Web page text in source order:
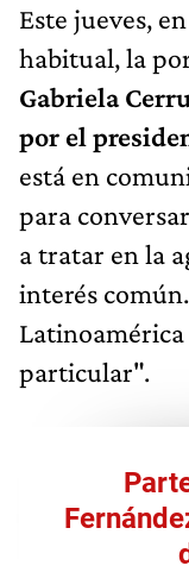
Este jueves,
habitual, la
Gabriela
por el
está en
para
a tratar en la
interés
Latinoamérica
particular".